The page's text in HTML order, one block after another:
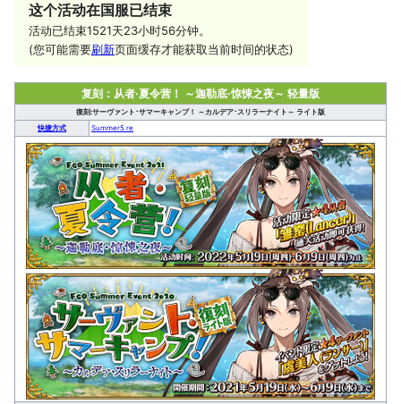
这个活动在国服已结束
活动已结束1521天23小时56分钟。
(您可能需要刷新页面缓存才能获取当前时间的状态)
复刻：从者·夏令营！ ～迦勒底·惊悚之夜～ 轻量版
復刻:サーヴァント･サマーキャンプ！ ～カルデア･スリラーナイト～ ライト版
快捷方式
Summer5 re